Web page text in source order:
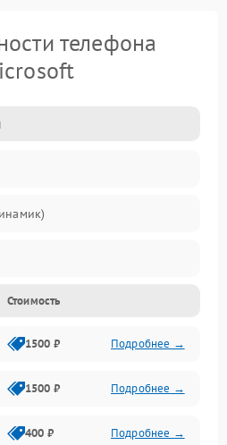
телефона
сенсором
Стоимость
1500 ₽ Подробнее →
1500 ₽ Подробнее →
400 ₽ Подробнее →